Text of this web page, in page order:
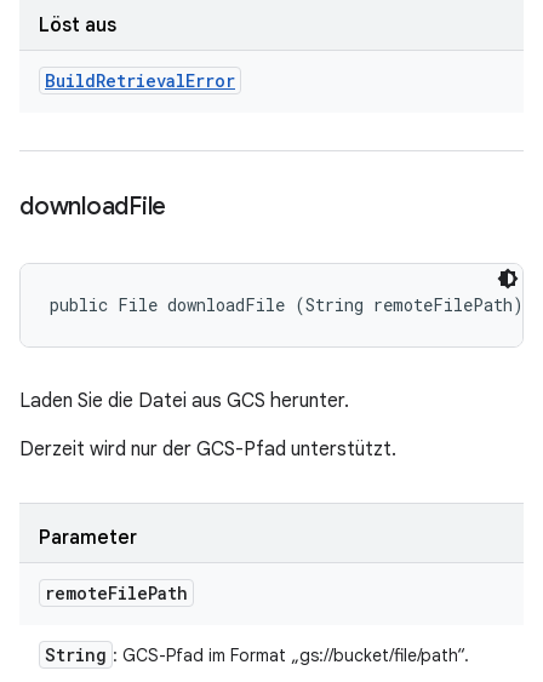
Löst aus
BuildRetrievalError
downloadFile
public File downloadFile (String remoteFilePath)
Laden Sie die Datei aus GCS herunter.
Derzeit wird nur der GCS-Pfad unterstützt.
Parameter
remoteFilePath
String : GCS-Pfad im Format „gs://bucket/file/path“.